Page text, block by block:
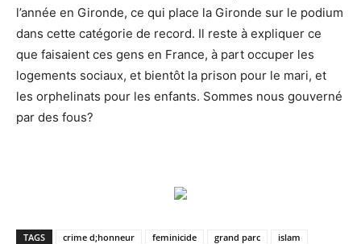
l’année en Gironde, ce qui place la Gironde sur le podium
dans cette catégorie de record. Il reste à expliquer ce
que faisaient ces gens en France, à part occuper les
logements sociaux, et bientôt la prison pour le mari, et
les orphelinats pour les enfants. Sommes nous gouverné
par des fous?
TAGS crime d;honneur feminicide grand parc islam